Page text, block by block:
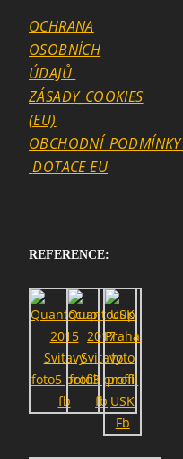
OCHRANA
OSOBNÍCH
ÚDAJŮ
ZÁSADY_COOKIES
(EU)
OBCHODNÍ_PODMÍNKY
DOTACE EU
REFERENCE: